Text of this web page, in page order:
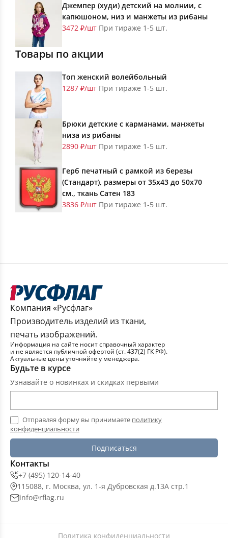
Джемпер (худи) детский на молнии, с
капюшоном, низ и манжеты из рибаны
3472 ₽/шт При тираже 1-5 шт.
Товары по акции
Топ женский волейбольный
1287 ₽/шт При тираже 1-5 шт.
Брюки детские с карманами, манжеты
низа из рибаны
2890 ₽/шт При тираже 1-5 шт.
Герб печатный с рамкой из березы
(Стандарт), размеры от 35х43 до 50х70
см., ткань Сатен 183
3836 ₽/шт При тираже 1-5 шт.
Компания «Русфлаг»
Производитель изделий из ткани,
печать изображений.
Информация на сайте носит справочный характер
и не является публичной офертой (ст. 437(2) ГК РФ).
Актуальные цены уточняйте у менеджера.
Будьте в курсе
Узнавайте о новинках и скидках первыми
Отправляя форму вы принимаете политику
конфиденциальности
Подписаться
Контакты
+7 (495) 120-14-40
115088, г. Москва, ул. 1-я Дубровская д.13А стр.1
info@rflag.ru
Политика конфиденциальности